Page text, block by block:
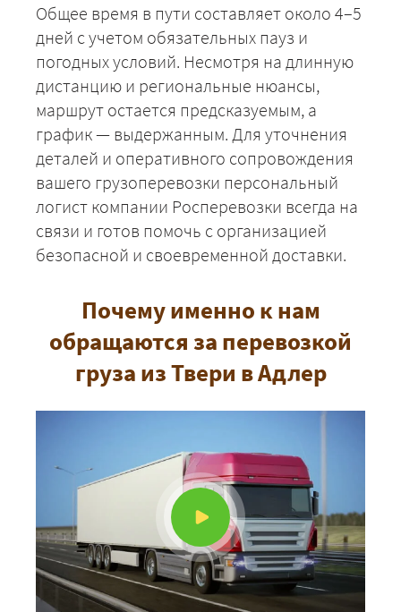
Общее время в пути составляет около 4–5
дней с учетом обязательных пауз и
погодных условий. Несмотря на длинную
дистанцию и региональные нюансы,
маршрут остается предсказуемым, а
график — выдержанным. Для уточнения
деталей и оперативного сопровождения
вашего грузоперевозки персональный
логист компании Росперевозки всегда на
связи и готов помочь с организацией
безопасной и своевременной доставки.
Почему именно к нам
обращаются за перевозкой
груза из Твери в Адлер
ЗАКАЗАТЬ